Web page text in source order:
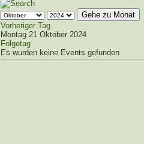
Gehe zu Monat
Vorheriger Tag
Montag 21 Oktober 2024
Folgetag
Es wurden keine Events gefunden